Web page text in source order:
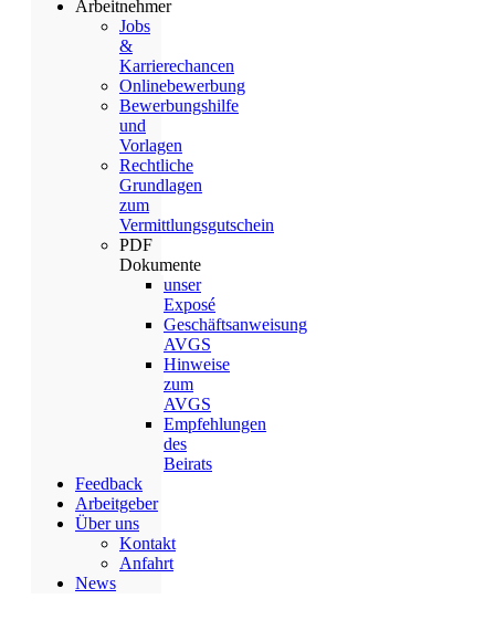
Arbeitnehmer
Jobs
&
Karrierechancen
Onlinebewerbung
Bewerbungshilfe
und
Vorlagen
Rechtliche
Grundlagen
zum
Vermittlungsgutschein
PDF
Dokumente
unser
Exposé
Geschäftsanweisung
AVGS
Hinweise
zum
AVGS
Empfehlungen
des
Beirats
Feedback
Arbeitgeber
Über uns
Kontakt
Anfahrt
News